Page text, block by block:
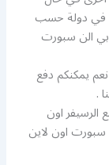
في دولة حسب
بي الن سبورت
يمكنكم دفع
.
اون
سبورت اون لاين